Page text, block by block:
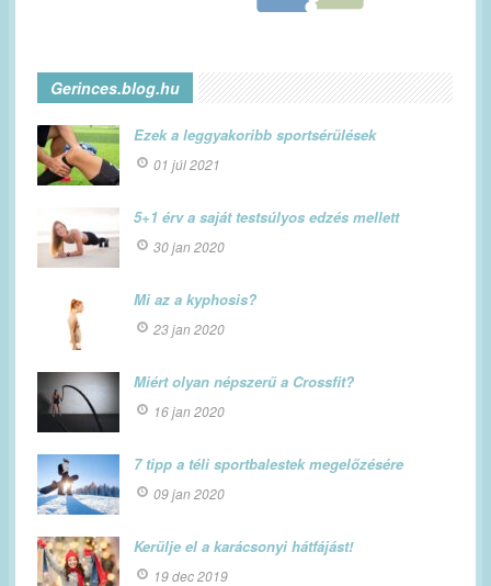
Gerinces.blog.hu
Ezek a leggyakoribb sportsérülések
01 júl 2021
5+1 érv a saját testsúlyos edzés mellett
30 jan 2020
Mi az a kyphosis?
23 jan 2020
Miért olyan népszerű a Crossfit?
16 jan 2020
7 tipp a téli sportbalestek megelőzésére
09 jan 2020
Kerülje el a karácsonyi hátfájást!
19 dec 2019